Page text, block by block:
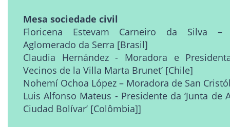
Mesa sociedade civil
Floricena Estevam Carneiro da Silva –
Aglomerado da Serra [Brasil]
Claudia Hernández - Moradora e
Vecinos de la Villa Marta Brunet’ [Chile]
Nohemí Ochoa López – Moradora de San
Luis Alfonso Mateus - Presidente da ‘Junta de
Ciudad Bolívar’ [Colômbia]]